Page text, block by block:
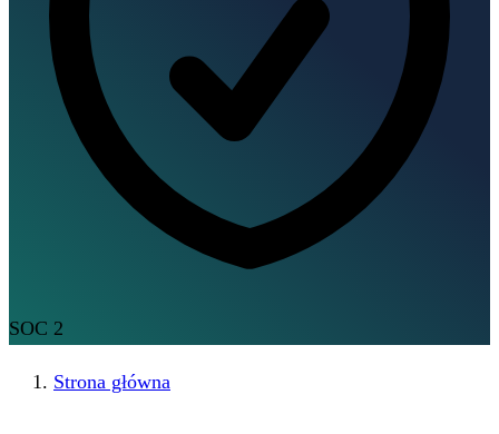
SOC 2
Strona główna